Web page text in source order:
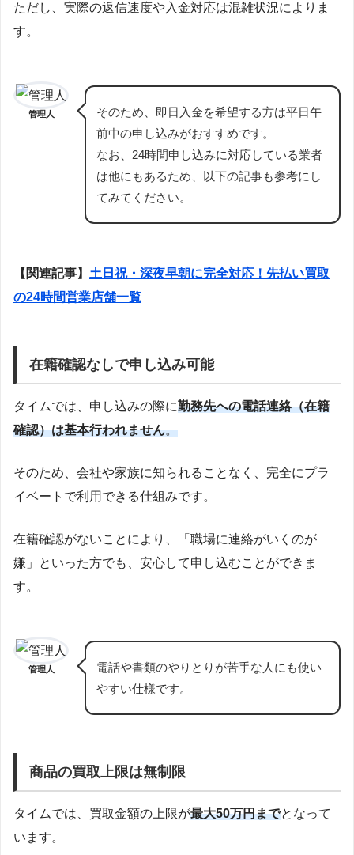
ただし、実際の返信速度や入金対応は混雑状況によりま
す。
管理人
そのため、即日入金を希望する方は平日午
前中の申し込みがおすすめです。
なお、24時間申し込みに対応している業者
は他にもあるため、以下の記事も参考にし
てみてください。
【関連記事】 土日祝・深夜早朝に完全対応！先払い買取
の24時間営業店舗一覧
在籍確認なしで申し込み可能
タイムでは、申し込みの際に勤務先への電話連絡（在籍
確認）は基本行われません。
そのため、会社や家族に知られることなく、完全にプラ
イベートで利用できる仕組みです。
在籍確認がないことにより、「職場に連絡がいくのが
嫌」といった方でも、安心して申し込むことができま
す。
管理人
電話や書類のやりとりが苦手な人にも使い
やすい仕様です。
商品の買取上限は無制限
タイムでは、買取金額の上限が最大50万円までとなって
います。